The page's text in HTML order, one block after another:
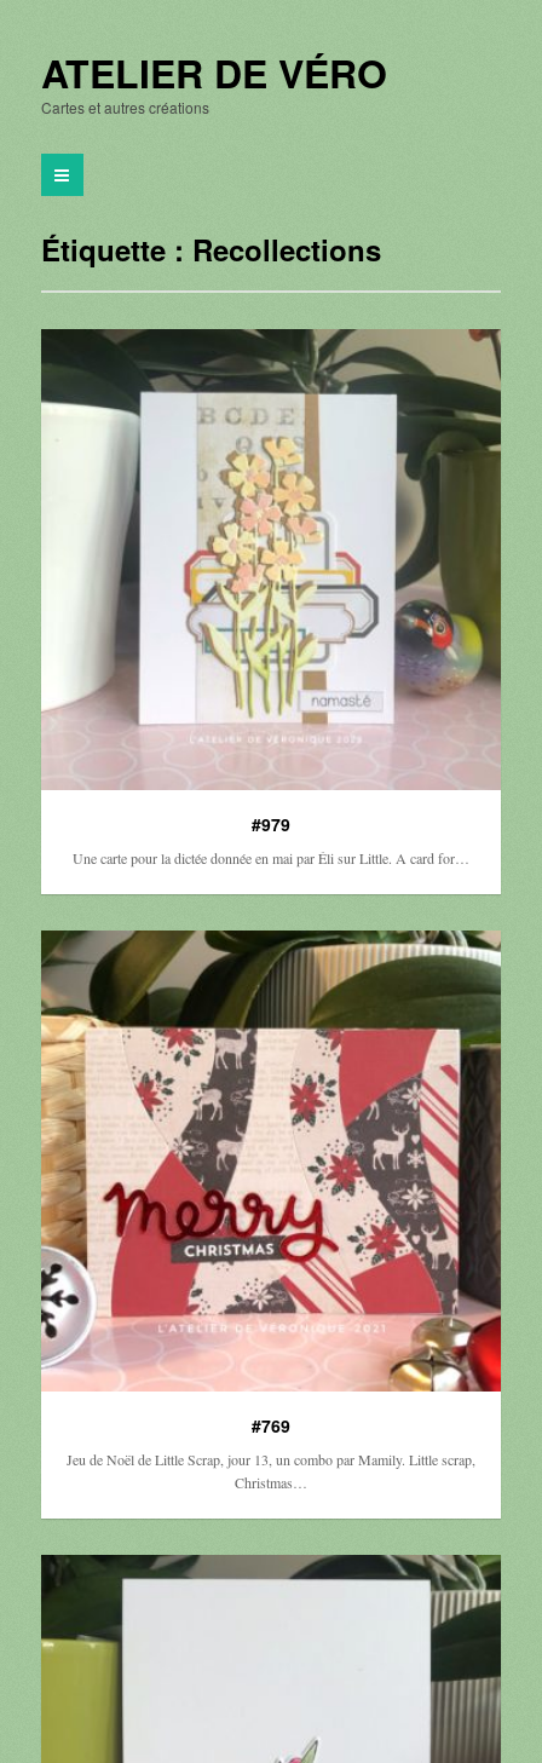
ATELIER DE VÉRO
Cartes et autres créations
Étiquette : Recollections
#979
Une carte pour la dictée donnée en mai par Éli sur Little. A card for…
#769
Jeu de Noël de Little Scrap, jour 13, un combo par Mamily. Little scrap,
Christmas…